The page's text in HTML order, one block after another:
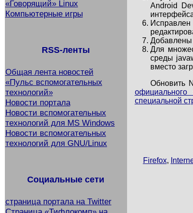
«Говорящий» Linux
Компьютерные игры
RSS-ленты
Общая лента новостей
«Пульс вспомогательных
технологий»
Новости портала
Новости вспомогательных
технологий для MS Windows
Новости вспомогательных
технологий для GNU/Linux
Социальные сети
страница портала на Twitter
Android
Добавлены
Для
среды
вместо
Обновить
официального
специальной
Firefox,